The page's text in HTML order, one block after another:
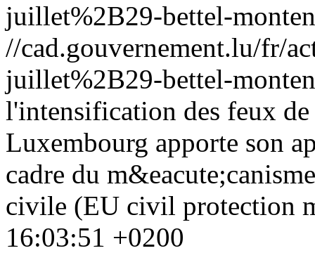
juillet%2B29-bettel-
//cad.gouvernement.lu/fr/
juillet%2B29-bettel-
l'intensification des feux
Luxembourg apporte son
cadre du
civile (EU civil protection
16:03:51 +0200